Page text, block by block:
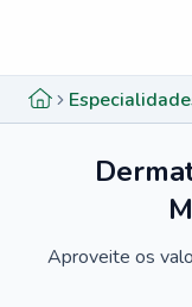
Aproveite os